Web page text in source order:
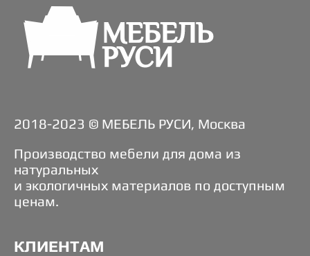
2018-2023 © МЕБЕЛЬ РУСИ, Москва
Производство мебели для дома из
натуральных
и экологичных материалов по доступным
ценам.
КЛИЕНТАМ